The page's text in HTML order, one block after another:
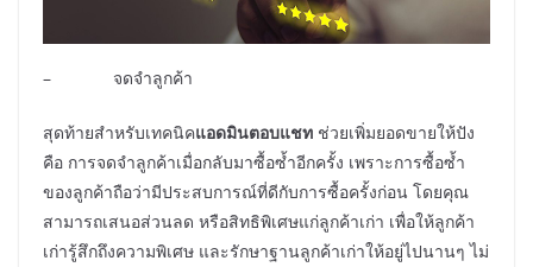
– จดจำลูกค้า
สุดท้ายสำหรับเทคนิคแอดมินตอบแชท ช่วยเพิ่มยอดขายให้ปัง
คือ การจดจำลูกค้าเมื่อกลับมาซื้อซ้ำอีกครั้ง เพราะการซื้อซ้ำ
ของลูกค้าถือว่ามีประสบการณ์ที่ดีกับการซื้อครั้งก่อน โดยคุณ
สามารถเสนอส่วนลด หรือสิทธิพิเศษแก่ลูกค้าเก่า เพื่อให้ลูกค้า
เก่ารู้สึกถึงความพิเศษ และรักษาฐานลูกค้าเก่าให้อยู่ไปนานๆ ไม่